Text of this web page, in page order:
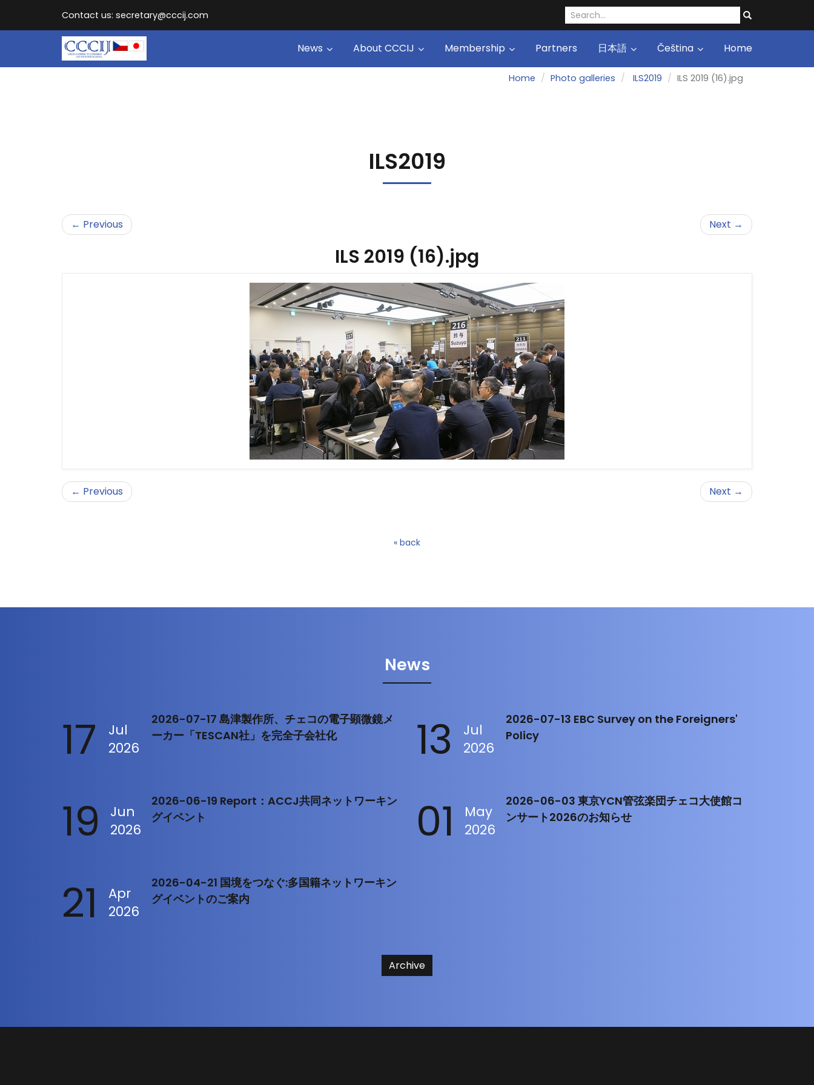
Contact us: secretary@cccij.com
News About CCCIJ Membership Partners 日本語 Čeština Home
Home Photo galleries ILS2019 ILS 2019 (16).jpg
ILS2019
← Previous Next →
ILS 2019 (16).jpg
← Previous Next →
« back
News
17
Jul
2026
2026-07-17 島津製作所、チェコの電子顕微鏡メ
ーカー「TESCAN社」を完全子会社化
13
Jul
2026
2026-07-13 EBC Survey on the Foreigners'
Policy
19
Jun
2026
2026-06-19 Report：ACCJ共同ネットワーキン
グイベント
01
May
2026
2026-06-03 東京YCN管弦楽団チェコ大使館コ
ンサート2026のお知らせ
21
Apr
2026
2026-04-21 国境をつなぐ:多国籍ネットワーキン
グイベントのご案内
Archive